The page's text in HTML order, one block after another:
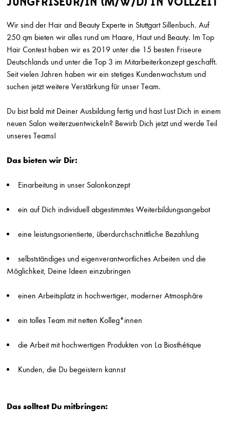
Erweiterte Suche
Friseur (m/w/d)
Marion Ganse
Friseur (w/m/d) in Vollzeit gesucht
Herget & Muth
Solms
Friseur/ Meister (m/w/d)
München
Top Style
Stefan Probst
Stuttgart
Stefan Probst
Düsseldorf
Friseur (m/w/d) Teilzeit
Friseur (m/w/d) Breuninger Sindelfingen
Wir sind der Hair and Beauty Experte in Stuttgart Sillenbuch. Auf
250 qm bieten wir alles rund um Haare, Haut und Beauty. Im Top
Hair Contest haben wir es 2019 unter die 15 besten Friseure
Deutschlands und unter die Top 3 im Mitarbeiterkonzept geschafft.
Seit vielen Jahren haben wir ein stetiges Kundenwachstum und
suchen jetzt weitere Verstärkung für unser Team.
Du bist bald mit Deiner Ausbildung fertig und hast Lust Dich in einem
neuen Salon weiterzuentwickeln? Bewirb Dich jetzt und werde Teil
unseres Teams!
Das bieten wir Dir:
Einarbeitung in unser Salonkonzept
ein auf Dich individuell abgestimmtes Weiterbildungsangebot
eine leistungsorientierte, überdurchschnittliche Bezahlung
selbstständiges und eigenverantwortliches Arbeiten und die
Möglichkeit, Deine Ideen einzubringen
einen Arbeitsplatz in hochwertiger, moderner Atmosphäre
ein tolles Team mit netten Kolleg*innen
die Arbeit mit hochwertigen Produkten von La Biosthétique
Kunden, die Du begeistern kannst
Das solltest Du mitbringen: